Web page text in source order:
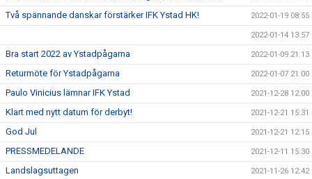
Två spännande danskar förstärker IFK Ystad HK! 2022-01-19 08:55
2022-01-14 13:57
Bra start 2022 av Ystadpågarna 2022-01-09 21:13
Returmöte för Ystadpågarna 2022-01-07 21:00
Paulo Vinicius lämnar IFK Ystad 2021-12-28 12:00
Klart med nytt datum för derbyt! 2021-12-21 15:31
God Jul 2021-12-21 12:15
PRESSMEDELANDE 2021-12-11 15:30
Landslagsuttagen 2021-11-26 12:42